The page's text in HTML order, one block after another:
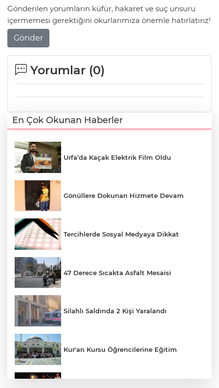
Gönderilen yorumların küfür, hakaret ve suç unsuru
içermemesi gerektiğini okurlarımıza önemle hatırlatırız!
Gönder
Yorumlar (0)
En Çok Okunan Haberler
Urfa’da Kaçak Elektrik Film Oldu
Gönüllere Dokunan Hizmete Devam
Tercihlerde Sosyal Medyaya Dikkat
47 Derece Sıcakta Asfalt Mesaisi
Silahlı Saldırıda 2 Kişi Yaralandı
Kur'an Kursu Öğrencilerine Eğitim